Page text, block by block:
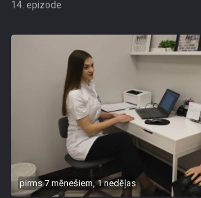
14. epizode
pirms 7 mēnešiem, 1 nedēļas